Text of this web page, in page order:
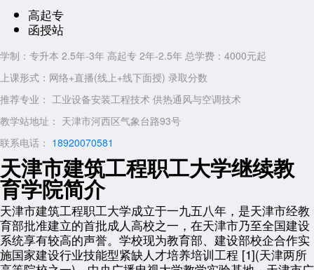
高起专
函授站
学制：专升本 2.5年-3年 高起专 2年-2.5年 总学费：4000元起
上课形式：网络+直播(线上+线下面授) 录取分数
推荐专业： 工业设备安装工程技术 供热通风与空调技术
教学站地址： 天津市河西区气象台路93号
联系电话： 18920070581
天津市建筑工程职工大学继续教
育学院简介
天津市建筑工程职工大学成立于一九五八年，是天津市经教
育部批准建立的首批成人高校之一，在天津市乃至全国建设
系统享有较高的声誉。学校现为教育部、建设部校企合作实
施国家建设行业技能型紧缺人才培养培训工程 [1](天津两所